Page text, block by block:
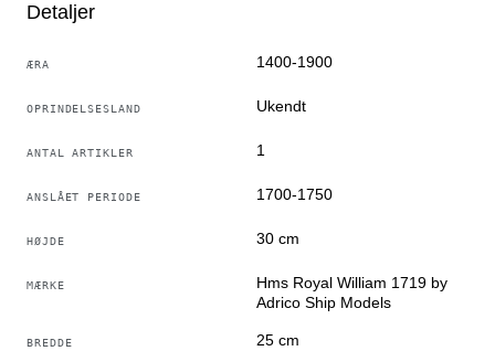
Detaljer
ÆRA 1400-1900
OPRINDELSESLAND Ukendt
ANTAL ARTIKLER 1
ANSLÅET PERIODE 1700-1750
HØJDE 30 cm
MÆRKE
Hms Royal William 1719 by
Adrico Ship Models
BREDDE 25 cm